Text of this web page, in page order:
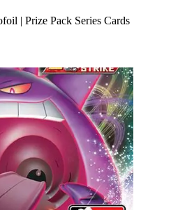
| Prize Pack Series Cards